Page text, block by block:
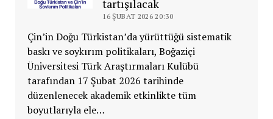
tartışılacak
16 ŞUBAT 2026 20:30
Çin’in Doğu Türkistan’da yürüttüğü sistematik
baskı ve soykırım politikaları, Boğaziçi
Üniversitesi Türk Araştırmaları Kulübü
tarafından 17 Şubat 2026 tarihinde
düzenlenecek akademik etkinlikte tüm
boyutlarıyla ele…